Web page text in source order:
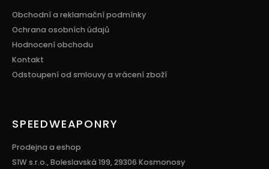
Obchodní a reklamační podmínky
Ochrana osobních údajů
Hodnocení obchodu
Kontakt
Odstoupení od smlouvy a vrácení zboží
SPEEDWEAPONRY
Prodejna a eshop
S1W s.r.o., Boleslavská 199, 29306 Kosmonosy